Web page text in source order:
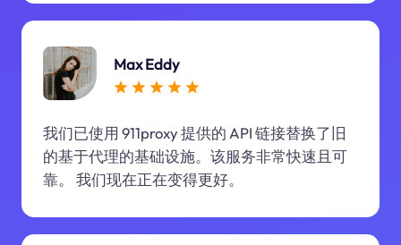
Max Eddy
我们已使用 911proxy 提供的 API 链接替换了旧
的基于代理的基础设施。该服务非常快速且可
靠。 我们现在正在变得更好。